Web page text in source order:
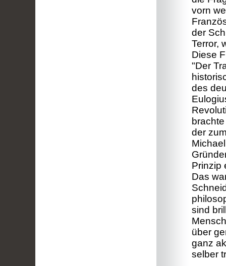
vorn
der
Terror,
Diese
"Der
des
der
Prinzip
Das
sind
über
ganz
selber